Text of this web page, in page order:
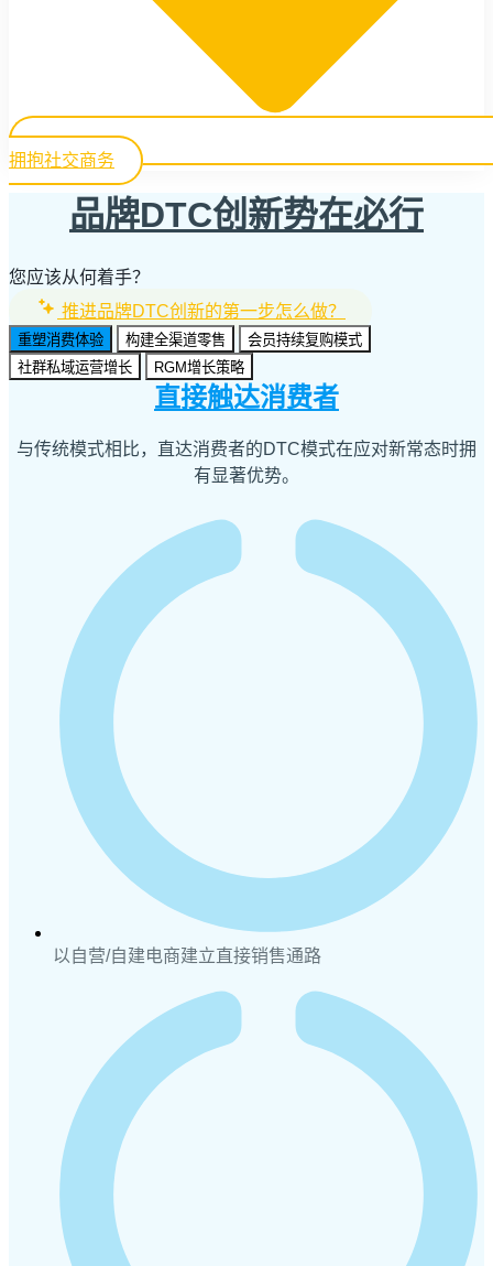
拥抱社交商务
品牌DTC创新势在必行
您应该从何着手？
推进品牌DTC创新的第一步怎么做？
重塑消费体验 构建全渠道零售
会员持续复购模式
社群私域运营增长
RGM增长策略
直接触达消费者
与传统模式相比，直达消费者的DTC模式在应对新常态时拥
有显著优势。
以自营/自建电商建立直接销售通路